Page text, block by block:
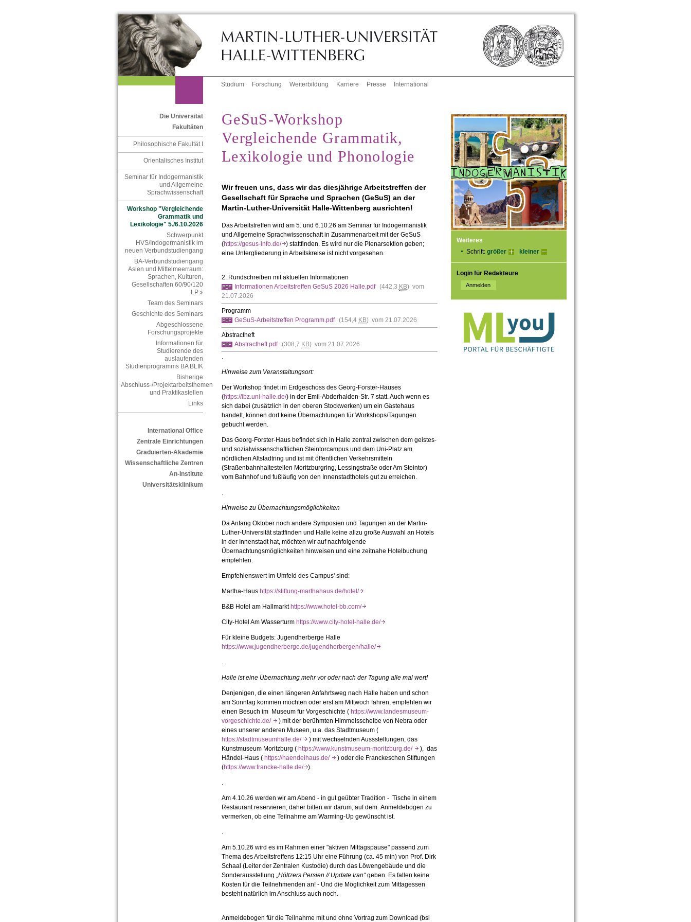
Studium Forschung Weiterbildung Karriere Presse International
Die Universität
Fakultäten
Philosophische Fakultät I
Orientalisches Institut
Seminar für Indogermanistik
und Allgemeine
Sprachwissenschaft
Workshop "Vergleichende
Grammatik und
Lexikologie" 5./6.10.2026
Schwerpunkt
HVS/Indogermanistik im
neuen Verbundstudiengang
BA-Verbundstudiengang
Asien und Mittelmeerraum:
Sprachen, Kulturen,
Gesellschaften 60/90/120
LP
Team des Seminars
Geschichte des Seminars
Abgeschlossene
Forschungsprojekte
Informationen für
Studierende des
auslaufenden
Studienprogramms BA BLIK
Bisherige
Abschluss-/Projektarbeitsthemen
und Praktikastellen
Links
International Office
Zentrale Einrichtungen
Graduierten-Akademie
Wissenschaftliche Zentren
An-Institute
Universitätsklinikum
Weiteres
Schrift: größer kleiner
Login für Redakteure
GeSuS-Workshop
Vergleichende Grammatik,
Lexikologie und Phonologie
Wir freuen uns, dass wir das diesjährige Arbeitstreffen der
Gesellschaft für Sprache und Sprachen (GeSuS) an der
Martin-Luther-Universität Halle-Wittenberg ausrichten!
Das Arbeitstreffen wird am 5. und 6.10.26 am Seminar für Indogermanistik
und Allgemeine Sprachwissenschaft in Zusammenarbeit mit der GeSuS
(https://gesus-info.de/) stattfinden. Es wird nur die Plenarsektion geben;
eine Untergliederung in Arbeitskreise ist nicht vorgesehen.
2. Rundschreiben mit aktuellen Informationen
Informationen Arbeitstreffen GeSuS 2026 Halle.pdf (442,3 KB) vom
21.07.2026
Programm
GeSuS-Arbeitstreffen Programm.pdf (154,4 KB) vom 21.07.2026
Abstractheft
Abstractheft.pdf (308,7 KB) vom 21.07.2026
.
Hinweise zum Veranstaltungsort:
Der Workshop findet im Erdgeschoss des Georg-Forster-Hauses
(https://ibz.uni-halle.de/) in der Emil-Abderhalden-Str. 7 statt. Auch wenn es
sich dabei (zusätzlich in den oberen Stockwerken) um ein Gästehaus
handelt, können dort keine Übernachtungen für Workshops/Tagungen
gebucht werden.
Das Georg-Forster-Haus befindet sich in Halle zentral zwischen dem geistes-
und sozialwissenschaftlichen Steintorcampus und dem Uni-Platz am
nördlichen Altstadtring und ist mit öffentlichen Verkehrsmitteln
(Straßenbahnhaltestellen Moritzburgring, Lessingstraße oder Am Steintor)
vom Bahnhof und fußläufig von den Innenstadthotels gut zu erreichen.
.
Hinweise zu Übernachtungsmöglichkeiten
Da Anfang Oktober noch andere Symposien und Tagungen an der Martin-
Luther-Universität stattfinden und Halle keine allzu große Auswahl an Hotels
in der Innenstadt hat, möchten wir auf nachfolgende
Übernachtungsmöglichkeiten hinweisen und eine zeitnahe Hotelbuchung
empfehlen.
Empfehlenswert im Umfeld des Campus' sind:
Martha-Haus https://stiftung-marthahaus.de/hotel/
B&B Hotel am Hallmarkt https://www.hotel-bb.com/
City-Hotel Am Wasserturm https://www.city-hotel-halle.de/
Für kleine Budgets: Jugendherberge Halle
https://www.jugendherberge.de/jugendherbergen/halle/
.
Halle ist eine Übernachtung mehr vor oder nach der Tagung alle mal wert!
Denjenigen, die einen längeren Anfahrtsweg nach Halle haben und schon
am Sonntag kommen möchten oder erst am Mittwoch fahren, empfehlen wir
einen Besuch im Museum für Vorgeschichte ( https://www.landesmuseum-
vorgeschichte.de/ ) mit der berühmten Himmelsscheibe von Nebra oder
eines unserer anderen Museen, u.a. das Stadtmuseum (
https://stadtmuseumhalle.de/ ) mit wechselnden Aussstellungen, das
Kunstmuseum Moritzburg ( https://www.kunstmuseum-moritzburg.de/ ), das
Händel-Haus ( https://haendelhaus.de/ ) oder die Franckeschen Stiftungen
(https://www.francke-halle.de/).
.
Am 4.10.26 werden wir am Abend - in gut geübter Tradition - Tische in einem
Restaurant reservieren; daher bitten wir darum, auf dem Anmeldebogen zu
vermerken, ob eine Teilnahme am Warming-Up gewünscht ist.
.
Am 5.10.26 wird es im Rahmen einer "aktiven Mittagspause" passend zum
Thema des Arbeitstreffens 12:15 Uhr eine Führung (ca. 45 min) von Prof. Dirk
Schaal (Leiter der Zentralen Kustodie) durch das Löwengebäude und die
Sonderausstellung „Höltzers Persien // Update Iran“geben. Es fallen keine
Kosten für die Teilnehmenden an! - Und die Möglichkeit zum Mittagessen
besteht natürlich im Anschluss auch noch.
Anmeldebogen für die Teilnahme mit und ohne Vortrag zum Download (bsi